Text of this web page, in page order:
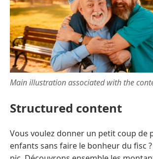
Main illustration associated with the
Structured content
Vous voulez donner un petit coup de
enfants sans faire le bonheur du fisc